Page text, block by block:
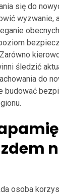
się do
wyzwanie,
śledzić
do
budować
osoba